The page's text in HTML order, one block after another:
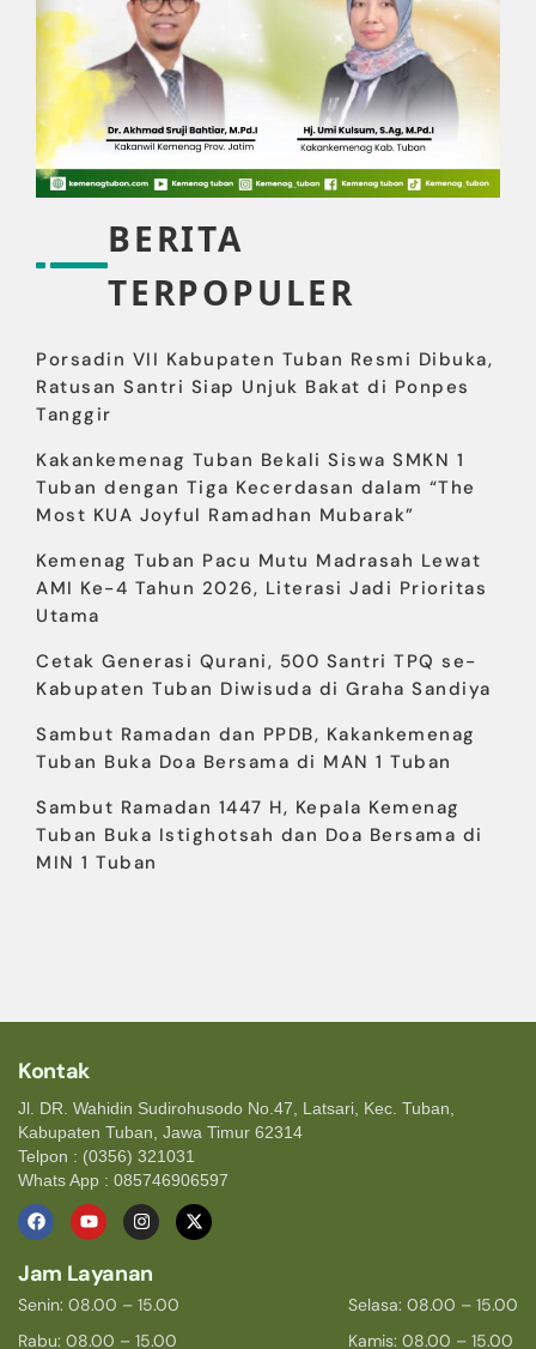
BERITA
TERPOPULER
Porsadin VII Kabupaten Tuban Resmi Dibuka,
Ratusan Santri Siap Unjuk Bakat di Ponpes
Tanggir
Kakankemenag Tuban Bekali Siswa SMKN 1
Tuban dengan Tiga Kecerdasan dalam “The
Most KUA Joyful Ramadhan Mubarak”
Kemenag Tuban Pacu Mutu Madrasah Lewat
AMI Ke-4 Tahun 2026, Literasi Jadi Prioritas
Utama
Cetak Generasi Qurani, 500 Santri TPQ se-
Kabupaten Tuban Diwisuda di Graha Sandiya
Sambut Ramadan dan PPDB, Kakankemenag
Tuban Buka Doa Bersama di MAN 1 Tuban
Sambut Ramadan 1447 H, Kepala Kemenag
Tuban Buka Istighotsah dan Doa Bersama di
MIN 1 Tuban
Kontak
Jl. DR. Wahidin Sudirohusodo No.47, Latsari, Kec. Tuban,
Kabupaten Tuban, Jawa Timur 62314
Telpon : (0356) 321031
Whats App : 085746906597
Jam Layanan
Senin: 08.00 – 15.00
Rabu: 08.00 – 15.00
Selasa: 08.00 – 15.00
Kamis: 08.00 – 15.00